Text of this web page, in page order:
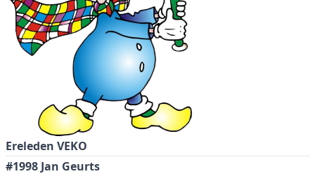
Ereleden VEKO
#1998 Jan Geurts